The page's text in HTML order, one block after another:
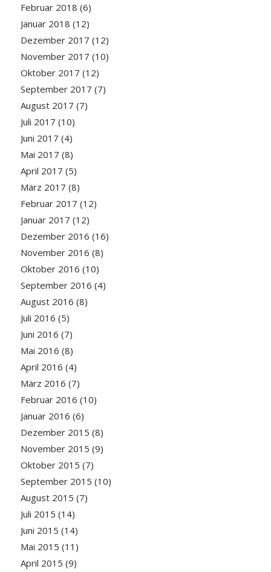
Februar 2018 (6)
Januar 2018 (12)
Dezember 2017 (12)
November 2017 (10)
Oktober 2017 (12)
September 2017 (7)
August 2017 (7)
Juli 2017 (10)
Juni 2017 (4)
Mai 2017 (8)
April 2017 (5)
März 2017 (8)
Februar 2017 (12)
Januar 2017 (12)
Dezember 2016 (16)
November 2016 (8)
Oktober 2016 (10)
September 2016 (4)
August 2016 (8)
Juli 2016 (5)
Juni 2016 (7)
Mai 2016 (8)
April 2016 (4)
März 2016 (7)
Februar 2016 (10)
Januar 2016 (6)
Dezember 2015 (8)
November 2015 (9)
Oktober 2015 (7)
September 2015 (10)
August 2015 (7)
Juli 2015 (14)
Juni 2015 (14)
Mai 2015 (11)
April 2015 (9)